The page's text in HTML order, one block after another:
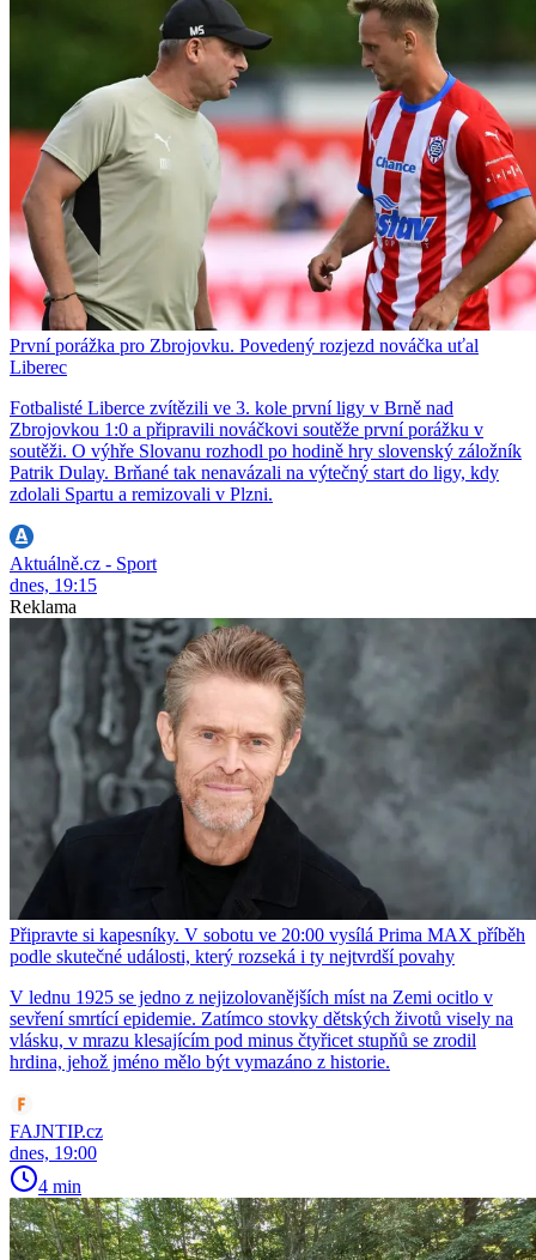
První porážka pro Zbrojovku. Povedený rozjezd nováčka uťal
Liberec
Fotbalisté Liberce zvítězili ve 3. kole první ligy v Brně nad
Zbrojovkou 1:0 a připravili nováčkovi soutěže první porážku v
soutěži. O výhře Slovanu rozhodl po hodině hry slovenský záložník
Patrik Dulay. Brňané tak nenavázali na výtečný start do ligy, kdy
zdolali Spartu a remizovali v Plzni.
Aktuálně.cz - Sport
dnes, 19:15
Reklama
Připravte si kapesníky. V sobotu ve 20:00 vysílá Prima MAX příběh
podle skutečné události, který rozseká i ty nejtvrdší povahy
V lednu 1925 se jedno z nejizolovanějších míst na Zemi ocitlo v
sevření smrtící epidemie. Zatímco stovky dětských životů visely na
vlásku, v mrazu klesajícím pod minus čtyřicet stupňů se zrodil
hrdina, jehož jméno mělo být vymazáno z historie.
FAJNTIP.cz
dnes, 19:00
4 min